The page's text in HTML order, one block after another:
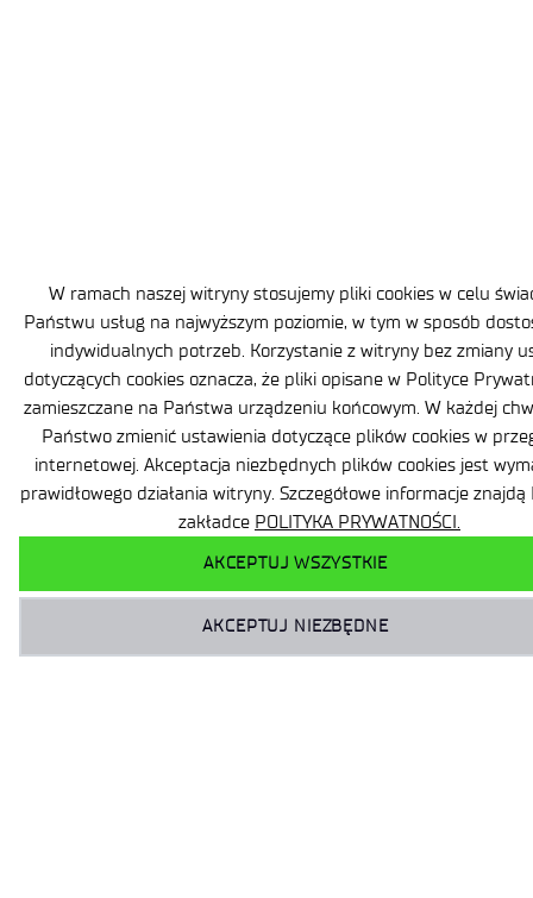
W ramach naszej witryny stosujemy pliki cookies w celu
Państwu usług na najwyższym poziomie, w tym w sposób
indywidualnych potrzeb. Korzystanie z witryny bez zmiany
dotyczących cookies oznacza, że pliki opisane w Polityce
zamieszczane na Państwa urządzeniu końcowym. W każdej
Państwo zmienić ustawienia dotyczące plików cookies w
internetowej. Akceptacja niezbędnych plików cookies jest
prawidłowego działania witryny. Szczegółowe informacje
zakładce POLITYKA PRYWATNOŚCI.
AKCEPTUJ WSZYSTKIE
AKCEPTUJ NIEZBĘDNE